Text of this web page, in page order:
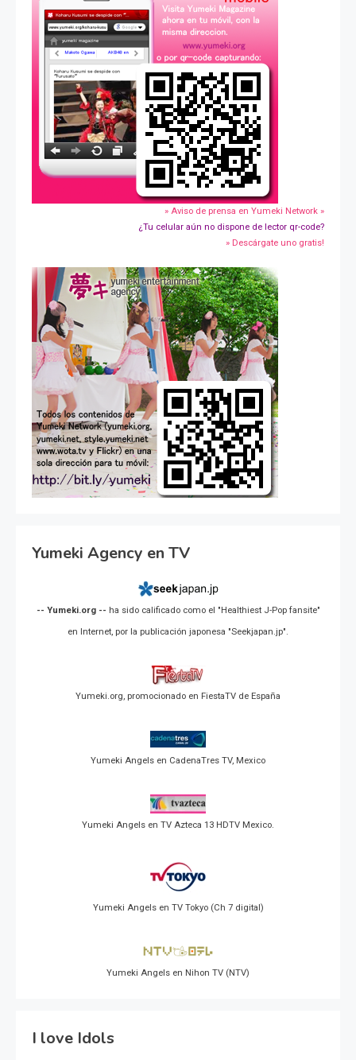
» Aviso de prensa en Yumeki Network »
¿Tu celular aún no dispone de lector qr-code?
» Descárgate uno gratis!
Yumeki Agency en TV
-- Yumeki.org -- ha sido calificado como el "Healthiest J-Pop fansite"
en Internet, por la publicación japonesa "Seekjapan.jp".
Yumeki.org, promocionado en FiestaTV de España
Yumeki Angels en CadenaTres TV, Mexico
Yumeki Angels en TV Azteca 13 HDTV Mexico.
Yumeki Angels en TV Tokyo (Ch 7 digital)
Yumeki Angels en Nihon TV (NTV)
I love Idols